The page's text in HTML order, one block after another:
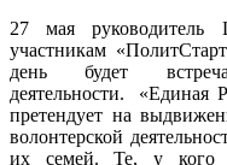
27 мая руководитель
участникам
день будет
деятельности. «Единая
претендует на
волонтерской
их семей. Те, у кого